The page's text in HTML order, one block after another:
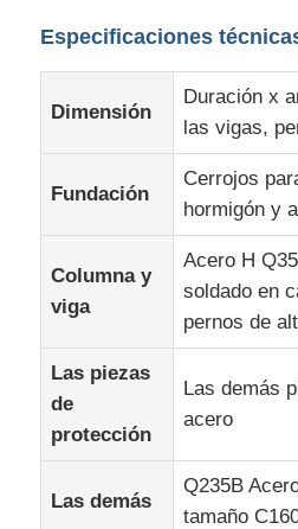
Especificaciones
Dimensión
Duración x
las vigas,
Fundación
Cerrojos
hormigón y
Columna y
viga
Acero H
soldado en
pernos de
Las piezas
de
protección
Las demás
acero
Las demás
Q235B
tamaño